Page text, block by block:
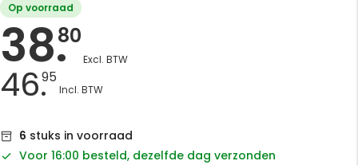
Op voorraad
38.80
46.95
6 stuks in voorraad
Voor 16:00 besteld, dezelfde dag verzonden